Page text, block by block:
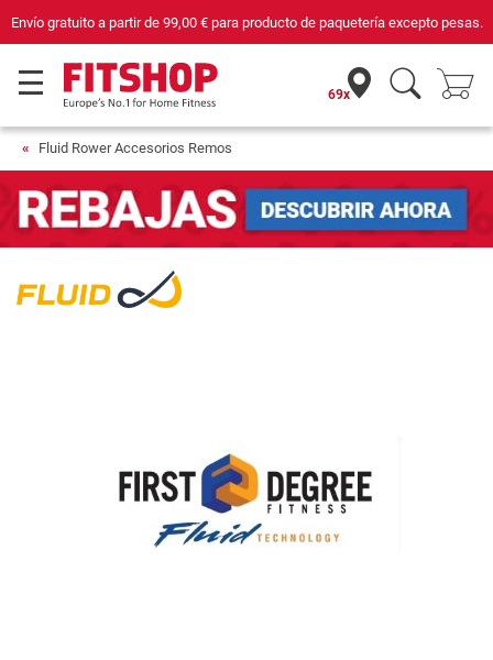
Envío gratuito a partir de 99,00 €para producto de paquetería excepto pesas.
69x
Fluid Rower Accesorios Remos